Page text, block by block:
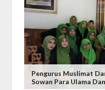
Pengurus Muslimat
Sowan Para Ulama